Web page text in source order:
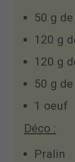
50 g
120 g
120 g
50 g
1 oeuf
Déco :
Pralin